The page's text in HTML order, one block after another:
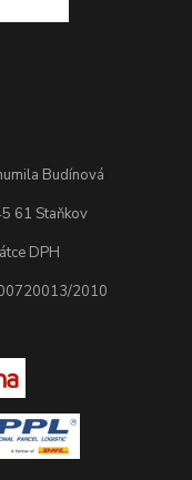
Budínová
61 Staňkov
DPH
2010